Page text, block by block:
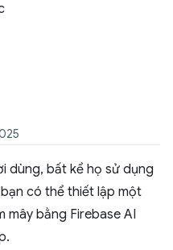
dùng, bất kể họ sử dụng
có thể thiết lập một
bằng Firebase AI